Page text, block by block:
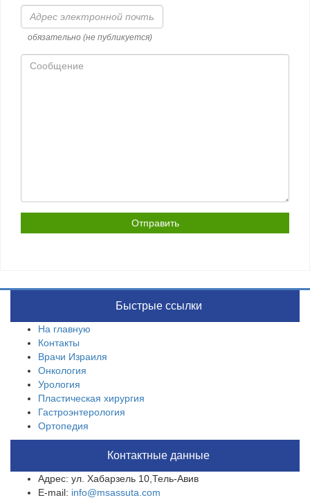
Адрес
электронной
почты
обязательно (не публикуется)
Сообщение
Быстрые ссылки
На главную
Контакты
Врачи Израиля
Онкология
Урология
Пластическая хирургия
Гастроэнтерология
Ортопедия
Контактные данные
Адрес: ул. Хабарзель 10,Тель-Авив
E-mail: info@msassuta.com